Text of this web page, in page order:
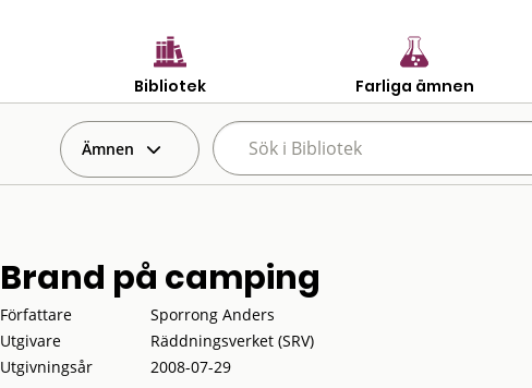
Bibliotek Farliga ämnen
Ämnen
Brand på camping
Författare
Sporrong Anders
Utgivare
Räddningsverket (SRV)
Utgivningsår
2008-07-29